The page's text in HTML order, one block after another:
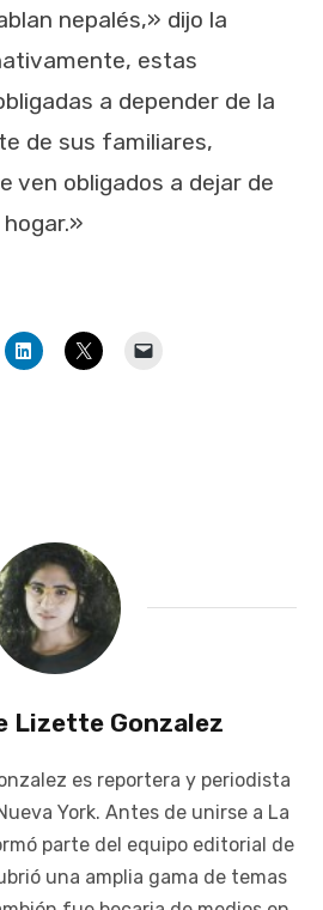
nepalés,» dijo la
estas
a depender de la
de sus familiares,
ven obligados a dejar de
Lizette Gonzalez
es reportera y periodista
York. Antes de unirse a La
parte del equipo editorial de
una amplia gama de temas